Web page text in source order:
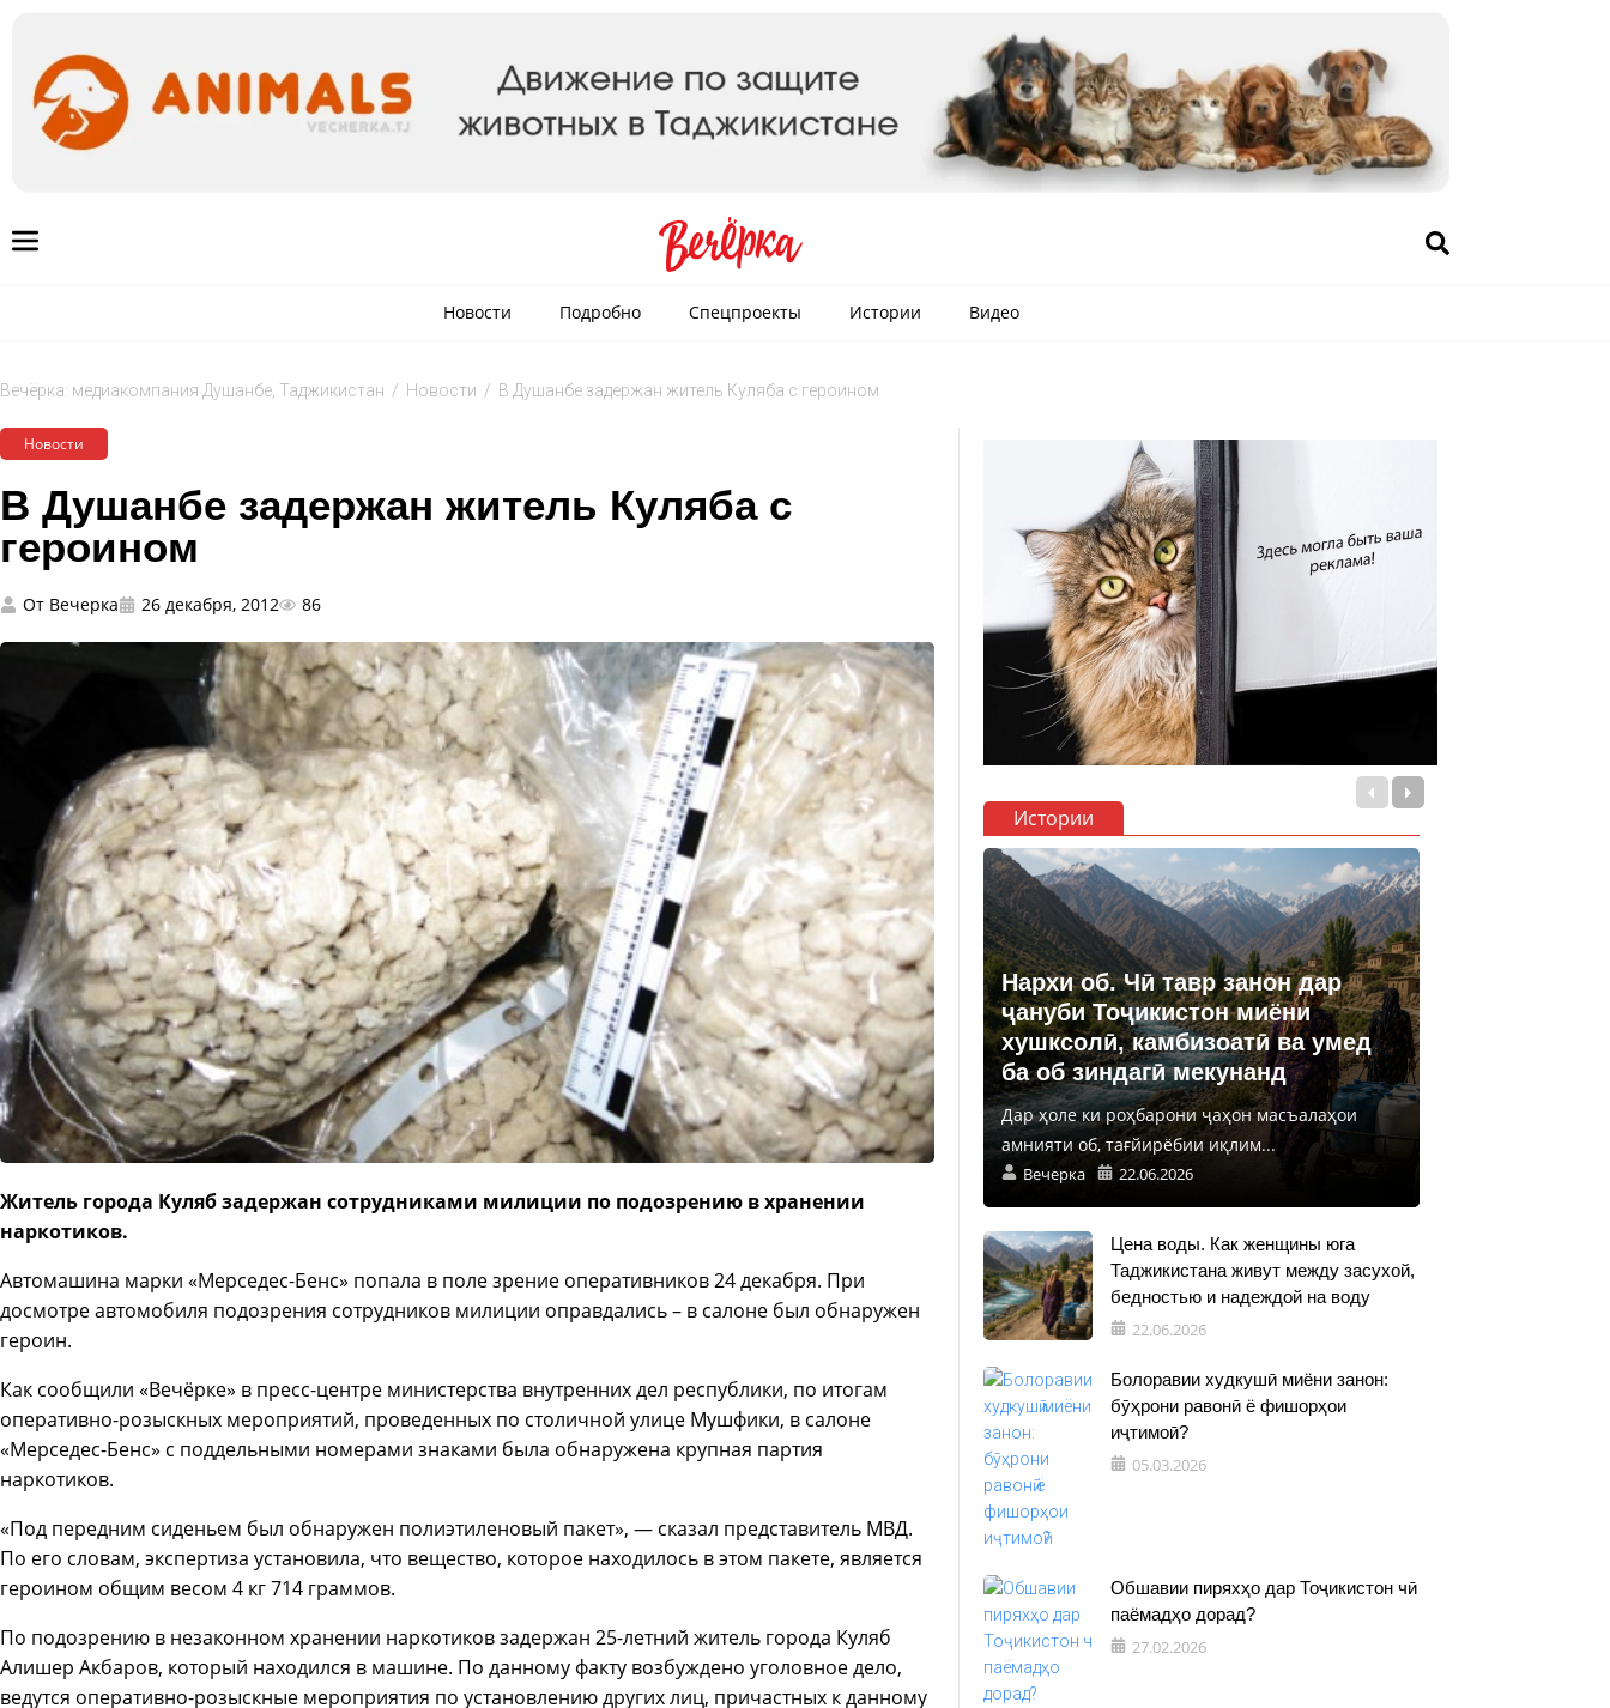
Новости Подробно Спецпроекты Истории Видео
Вечёрка: медиакомпания Душанбе, Таджикистан / Новости / В Душанбе задержан житель Куляба с героином
Новости
В Душанбе задержан житель Куляба с
героином
От Вечерка 26 декабря, 2012 86
Житель города Куляб задержан сотрудниками милиции по подозрению в хранении
наркотиков.
Автомашина марки «Мерседес-Бенс» попала в поле зрение оперативников 24 декабря. При
досмотре автомобиля подозрения сотрудников милиции оправдались – в салоне был обнаружен
героин.
Как сообщили «Вечёрке» в пресс-центре министерства внутренних дел республики, по итогам
оперативно-розыскных мероприятий, проведенных по столичной улице Мушфики, в салоне
«Мерседес-Бенс» с поддельными номерами знаками была обнаружена крупная партия
наркотиков.
«Под передним сиденьем был обнаружен полиэтиленовый пакет», — сказал представитель МВД.
По его словам, экспертиза установила, что вещество, которое находилось в этом пакете, является
героином общим весом 4 кг 714 граммов.
По подозрению в незаконном хранении наркотиков задержан 25-летний житель города Куляб
Алишер Акбаров, который находился в машине. По данному факту возбуждено уголовное дело,
ведутся оперативно-розыскные мероприятия по установлению других лиц, причастных к данному
Истории
Нархи об. Чӣ тавр занон дар
ҷануби Тоҷикистон миёни
хушксолӣ, камбизоатӣ ва умед
ба об зиндагӣ мекунанд
Дар ҳоле ки роҳбарони ҷаҳон масъалаҳои
амнияти об, тағйирёбии иқлим...
Вечерка 22.06.2026
Цена воды. Как женщины юга
Таджикистана живут между засухой,
бедностью и надеждой на воду
22.06.2026
Болоравии худкушӣ миёни занон:
бӯҳрони равонӣ ё фишорҳои
иҷтимоӣ?
05.03.2026
Обшавии пиряхҳо дар Тоҷикистон чӣ
паёмадҳо дорад?
27.02.2026